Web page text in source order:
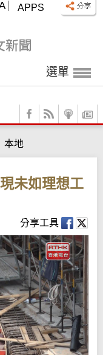
APPS
選單
本地
未如理想工
分享工具